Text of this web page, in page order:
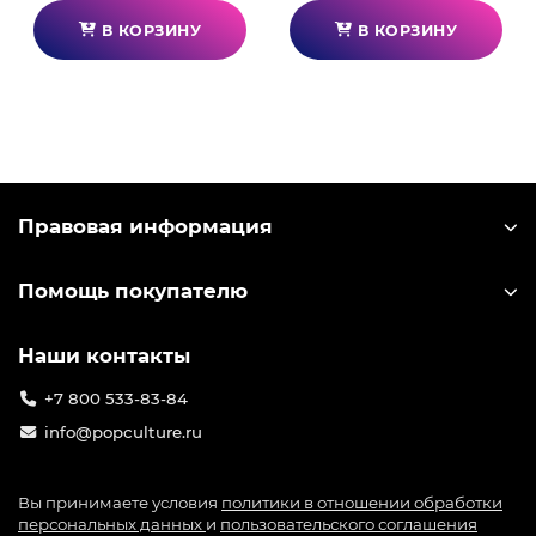
раскрывают тайны вселенной. Проект быстро
завоевал мировую популярность, включая
игре: от значков до больших коллекционных
специальной голографической наклейке на
В КОРЗИНУ В КОРЗИНУ
Правовая информация
Помощь покупателю
Наши контакты
+7 800 533-83-84
info@popculture.ru
Вы принимаете условия политики в отношении обработки
персональных данных и пользовательского соглашения